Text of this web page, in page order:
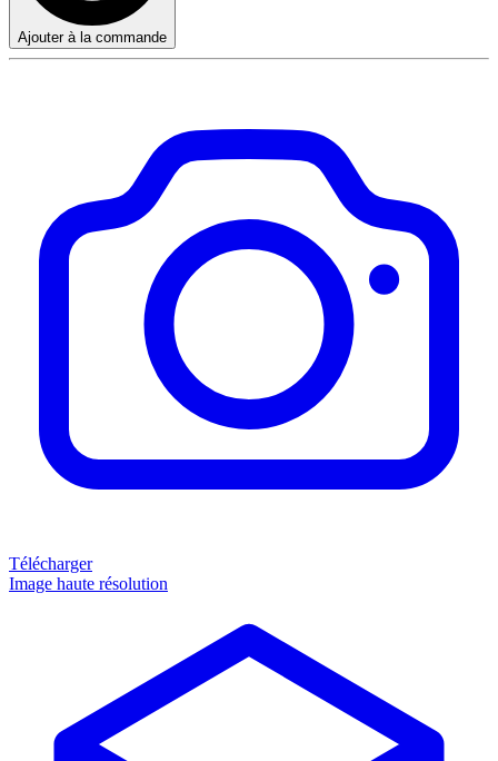
Ajouter à la commande
Télécharger
Image haute résolution